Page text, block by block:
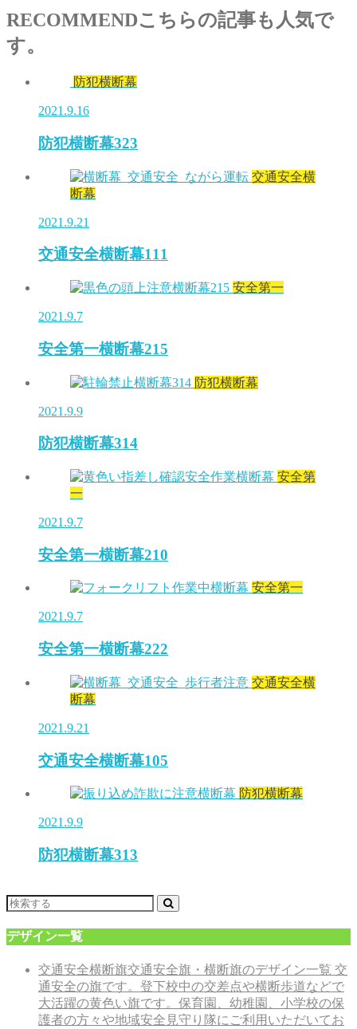
RECOMMENDこちらの記事も人気で
す。
防犯横断幕
2021.9.16
防犯横断幕323
交通安全横
断幕
2021.9.21
交通安全横断幕111
安全第一
2021.9.7
安全第一横断幕215
防犯横断幕
2021.9.9
防犯横断幕314
安全第
一
2021.9.7
安全第一横断幕210
安全第一
2021.9.7
安全第一横断幕222
交通安全横
断幕
2021.9.21
交通安全横断幕105
防犯横断幕
2021.9.9
防犯横断幕313
デザイン一覧
交通安全横断旗交通安全旗・横断旗のデザイン一覧 交
通安全の旗です。登下校中の交差点や横断歩道などで
大活躍の黄色い旗です。保育園、幼稚園、小学校の保
護者の方々や地域安全見守り隊にご利用いただいてお